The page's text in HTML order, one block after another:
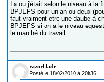
Là ou j'était selon le niveau à la
BPJEPS pour un an ou deux
faut vraiment etre une daube à
BPJEPS si on a le niveau
le marché du travail.
razorblade
Posté le 18/02/2010 à 20h36